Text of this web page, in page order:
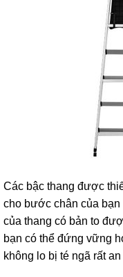
Các bậc thang được
cho bước chân của
của thang có bản to
bạn có thể đứng vững
không lo bị té ngã rất an